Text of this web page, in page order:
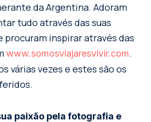
da Argentina. Adoram
tudo através das suas
procuram inspirar através das
www.somosviajaresvivir.com.
várias vezes e estes são os
paixão pela fotografia e